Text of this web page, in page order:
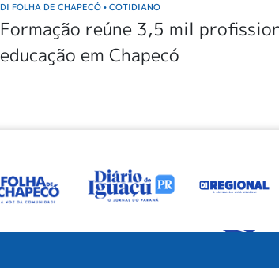
DI FOLHA DE CHAPECÓ• COTIDIANO
Formação reúne 3,5 mil
educação em Chapecó